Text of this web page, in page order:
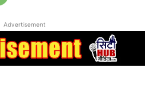
Advertisement